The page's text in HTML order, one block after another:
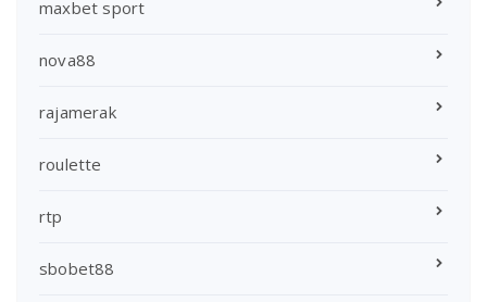
maxbet sport
nova88
rajamerak
roulette
rtp
sbobet88